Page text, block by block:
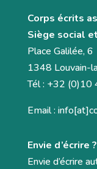
Corps écrits
Siège social
Place Galilée, 6
1348 Louvain-
Tél : +32 (0)10
Email :
Envie d’écrire
Envie d’écrire